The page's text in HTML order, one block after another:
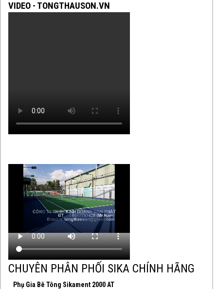
VIDEO - TONGTHAUSON.VN
CHUYÊN PHÂN PHỐI SIKA CHÍNH HÃNG
Phụ Gia Bê Tông Sikament 2000 AT